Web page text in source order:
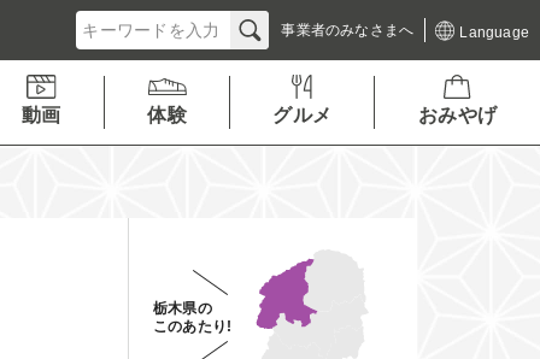
事業者のみなさまへ Language
動画 体験 グルメ おみやげ
栃木県の
このあたり!